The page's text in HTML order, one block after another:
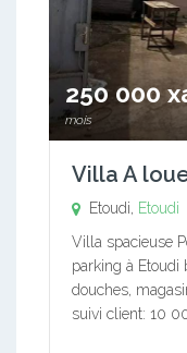
250 000
mois
Villa A
Etoudi,
Etoudi
Villa spacieuse
parking à Etoudi
douches,
suivi client: 10